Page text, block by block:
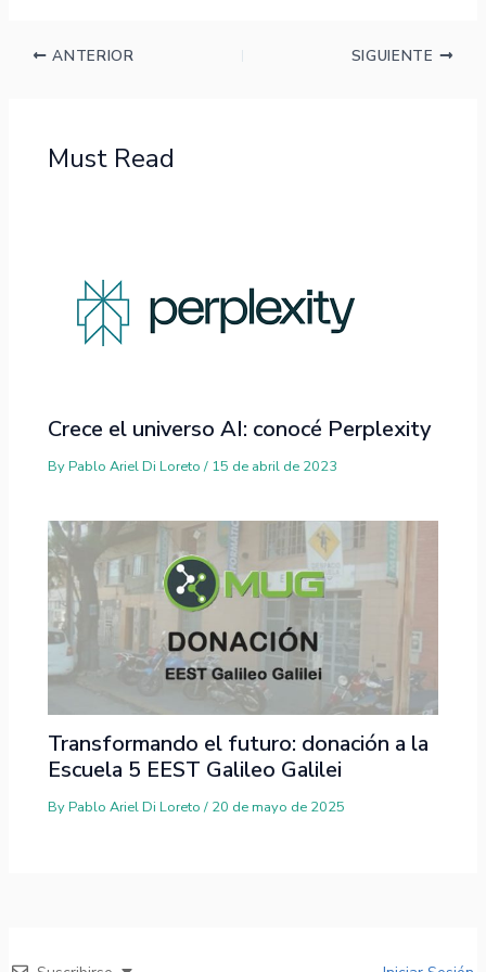
ANTERIOR SIGUIENTE
Must Read
Crece el universo AI: conocé Perplexity
ByPablo Ariel Di Loreto/ 15 de abril de 2023
Transformando el futuro: donación a la
Escuela 5 EEST Galileo Galilei
ByPablo Ariel Di Loreto/ 20 de mayo de 2025